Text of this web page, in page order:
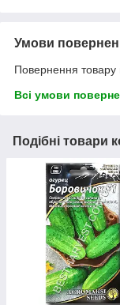
Умови
Повернення товару
Всі умови
Подібні товари